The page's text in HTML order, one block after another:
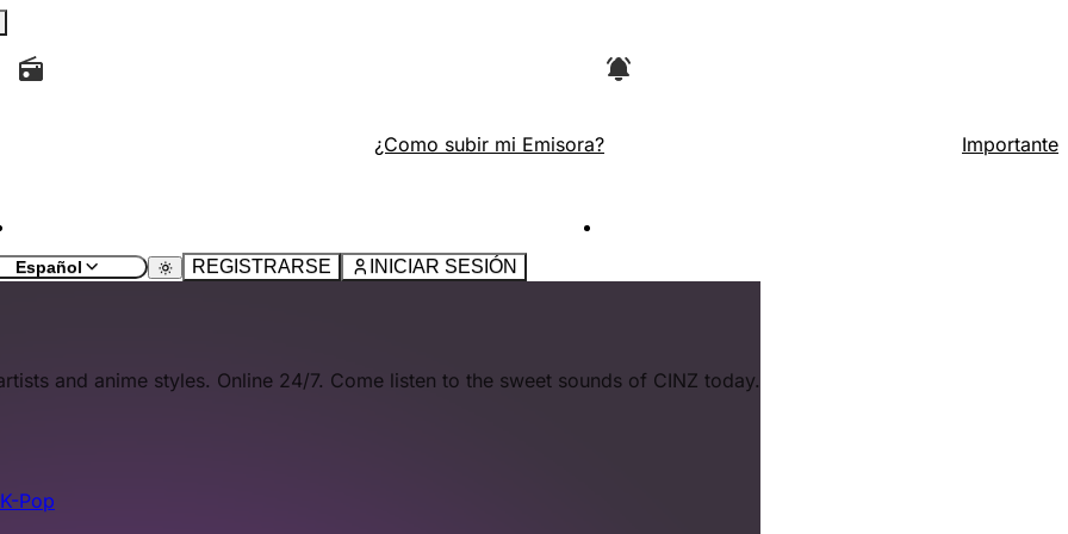
¿Como subir mi Emisora? Importante
Español REGISTRARSE INICIAR SESIÓN
and anime styles. Online 24/7. Come listen to the sweet sounds of CINZ today.
K-Pop
y rellene los campos.